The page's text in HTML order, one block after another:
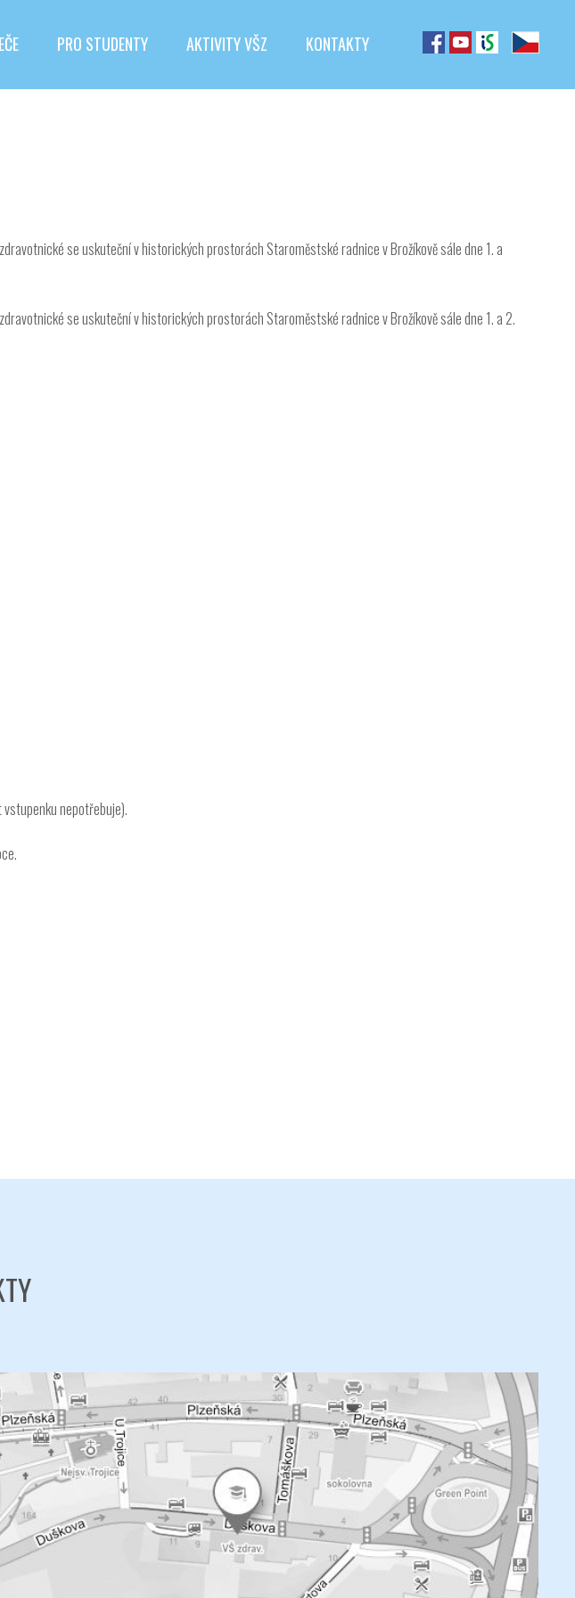
PRO STUDENTY AKTIVITY VŠZ KONTAKTY
se uskuteční v historických prostorách Staroměstské radnice v Brožíkově sále dne 1. a
se uskuteční v historických prostorách Staroměstské radnice v Brožíkově sále dne 1. a 2.
nepotřebuje).